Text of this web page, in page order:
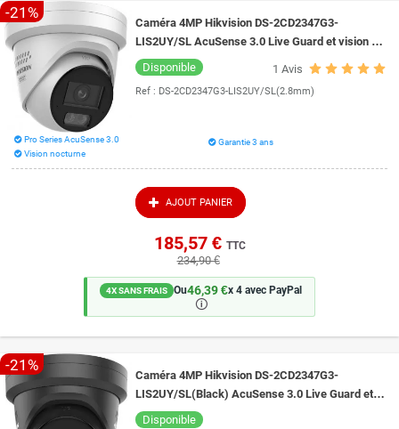
-21%
Caméra 4MP Hikvision DS-2CD2347G3-
LIS2UY/SL AcuSense 3.0 Live Guard et vision de
nuit intelligente 30 mètres ColorVu 3.0
1 Avis
Disponible
Ref : DS-2CD2347G3-LIS2UY/SL(2.8mm)
Pro Series AcuSense 3.0
Vision nocturne
Garantie 3 ans
AJOUT PANIER
185,57 € TTC
234,90 €
4X SANS FRAIS Ou46,39 €x 4 avec PayPal
🛈
-21%
Caméra 4MP Hikvision DS-2CD2347G3-
LIS2UY/SL(Black) AcuSense 3.0 Live Guard et
vision de nuit intelligente 30 mètres ColorVu 3.0
Disponible